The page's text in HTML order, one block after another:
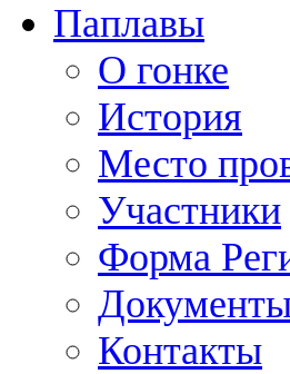
Паплавы
О гонке
История
Место
Участники
Форма
Контакты